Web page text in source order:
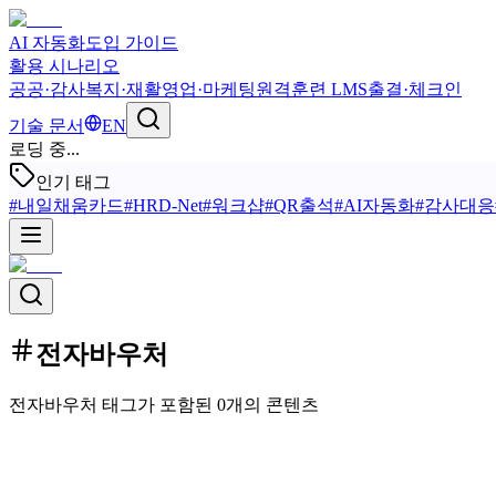
AI 자동화도입 가이드
활용 시나리오
공공·감사복지·재활영업·마케팅원격훈련 LMS출결·체크인
기술 문서
EN
로딩 중...
인기 태그
#내일채움카드#HRD-Net#워크샵#QR출석#AI자동화#감사대응
전자바우처
전자바우처 태그가 포함된 0개의 콘텐츠